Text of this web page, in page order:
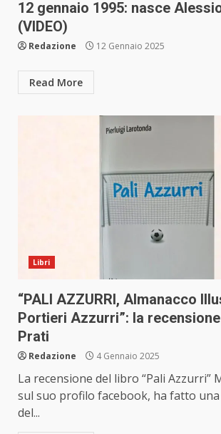
12 gennaio 1995: nasce
(VIDEO)
Redazione 12 Gennaio 2025
Read More
Libri
“PALI AZZURRI, Almanacco
Portieri Azzurri”: la
Prati
Redazione 4 Gennaio 2025
La recensione del libro “Pali Azzurri”
sul suo profilo facebook, ha fatto
del...